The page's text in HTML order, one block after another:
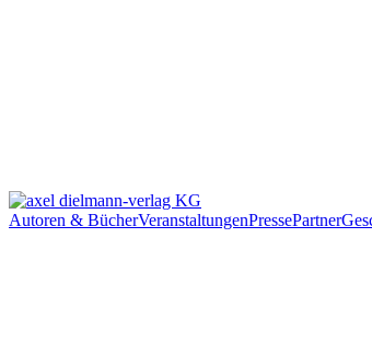
Autoren & BücherVeranstaltungenPressePartner